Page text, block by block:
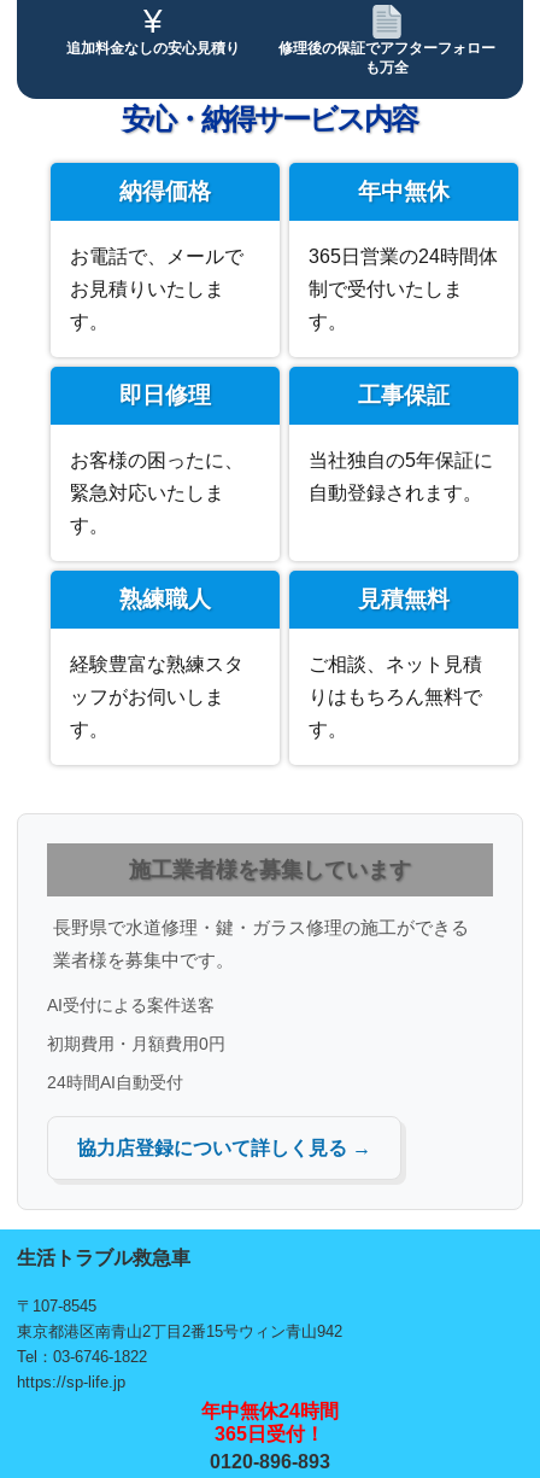
¥
追加料金なしの安心見積り 修理後の保証でアフターフォロー
も万全
安心・納得サービス内容
納得価格
お電話で、メールで
お見積りいたしま
す。
年中無休
365日営業の24時間体
制で受付いたしま
す。
即日修理
お客様の困ったに、
緊急対応いたしま
す。
工事保証
当社独自の5年保証に
自動登録されます。
熟練職人
経験豊富な熟練スタ
ッフがお伺いしま
す。
見積無料
ご相談、ネット見積
りはもちろん無料で
す。
施工業者様を募集しています
長野県で水道修理・鍵・ガラス修理の施工ができる
業者様を募集中です。
AI受付による案件送客
初期費用・月額費用0円
24時間AI自動受付
協力店登録について詳しく見る →
生活トラブル救急車
〒107-8545
東京都港区南青山2丁目2番15号ウィン青山942
Tel：03-6746-1822
https://sp-life.jp
年中無休24時間
365日受付！
0120-896-893